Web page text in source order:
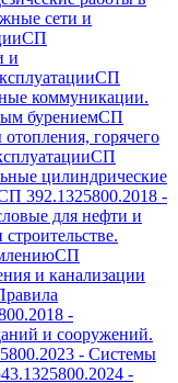
сети и
СП
и
СП
коммуникации.
бурениемСП
горячего
СП
цилиндрические
392.1325800.2018 -
для нефти и
СП
и канализации
-
и сооружений.
- Системы
-